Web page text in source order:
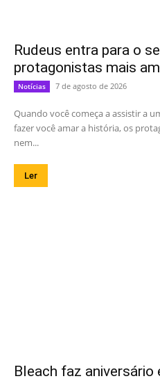
Rudeus entra para o
protagonistas mais
Notícias 7 de agosto de 2026
Quando você começa a assistir a
fazer você amar a história, os
nem...
Ler
Bleach faz